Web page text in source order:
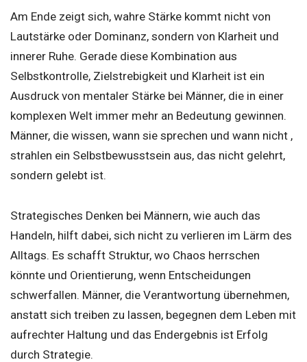
Am Ende zeigt sich, wahre Stärke kommt nicht von
Lautstärke oder Dominanz, sondern von Klarheit und
innerer Ruhe. Gerade diese Kombination aus
Selbstkontrolle, Zielstrebigkeit und Klarheit ist ein
Ausdruck von mentaler Stärke bei Männer, die in einer
komplexen Welt immer mehr an Bedeutung gewinnen.
Männer, die wissen, wann sie sprechen und wann nicht ,
strahlen ein Selbstbewusstsein aus, das nicht gelehrt,
sondern gelebt ist.
Strategisches Denken bei Männern, wie auch das
Handeln, hilft dabei, sich nicht zu verlieren im Lärm des
Alltags. Es schafft Struktur, wo Chaos herrschen
könnte und Orientierung, wenn Entscheidungen
schwerfallen. Männer, die Verantwortung übernehmen,
anstatt sich treiben zu lassen, begegnen dem Leben mit
aufrechter Haltung und das Endergebnis ist Erfolg
durch Strategie.